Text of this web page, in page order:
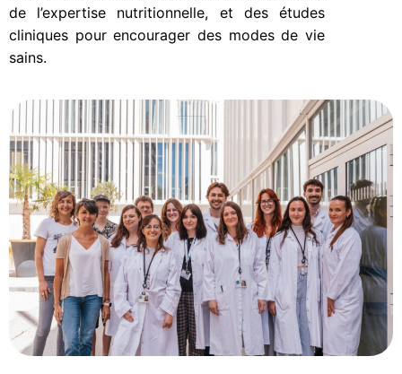
de l’expertise nutritionnelle, et des études
cliniques pour encourager des modes de vie
sains.